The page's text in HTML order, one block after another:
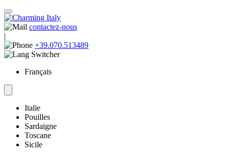
contactez-nous
|
+39.070.513489
Français
Italie
Pouilles
Sardaigne
Toscane
Sicile